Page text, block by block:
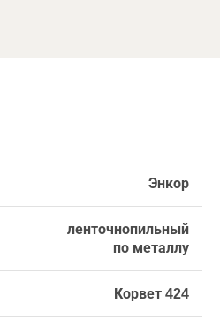
Энкор
ленточнопильный
по металлу
Корвет 424